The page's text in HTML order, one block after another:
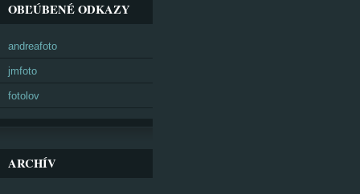
OBĽÚBENÉ ODKAZY
andreafoto
jmfoto
fotolov
ARCHÍV